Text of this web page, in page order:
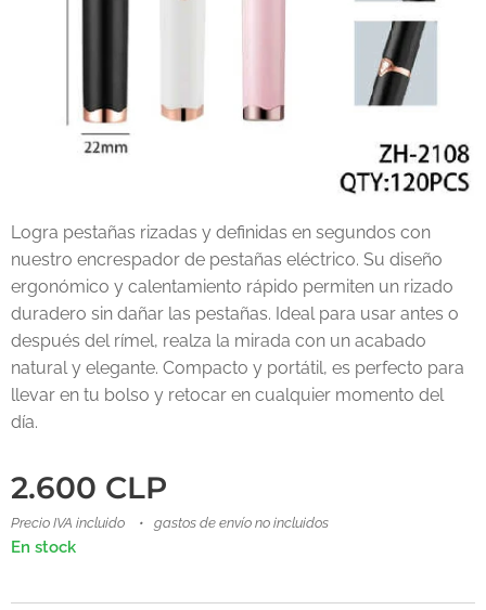
Logra pestañas rizadas y definidas en segundos con
nuestro encrespador de pestañas eléctrico. Su diseño
ergonómico y calentamiento rápido permiten un rizado
duradero sin dañar las pestañas. Ideal para usar antes o
después del rímel, realza la mirada con un acabado
natural y elegante. Compacto y portátil, es perfecto para
llevar en tu bolso y retocar en cualquier momento del
día.
2.600 CLP
Precio IVA incluido gastos de envío no incluidos
En stock